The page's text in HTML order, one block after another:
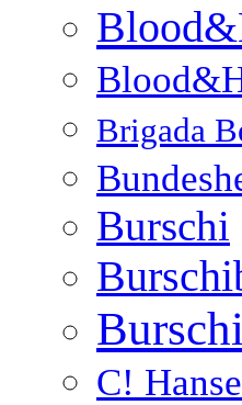
Brigada
Burschi
C!